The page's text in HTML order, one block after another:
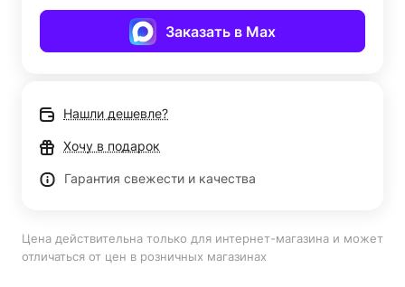
Заказать в Max
Нашли дешевле?
Хочу в подарок
Гарантия свежести и качества
Цена действительна только для интернет-магазина и может
отличаться от цен в розничных магазинах